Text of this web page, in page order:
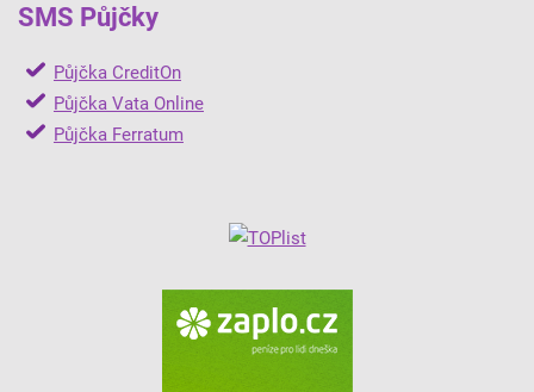
SMS Půjčky
Půjčka CreditOn
Půjčka Vata Online
Půjčka Ferratum